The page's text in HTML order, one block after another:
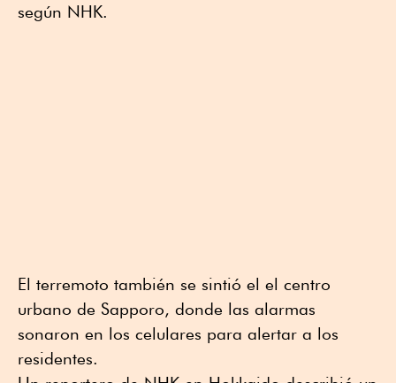
según NHK.
El terremoto también se sintió el el centro
urbano de Sapporo, donde las alarmas
sonaron en los celulares para alertar a los
residentes.